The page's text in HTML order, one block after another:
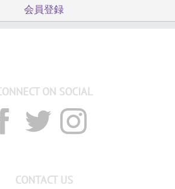
会員登録
ON SOCIAL
CONTACT US